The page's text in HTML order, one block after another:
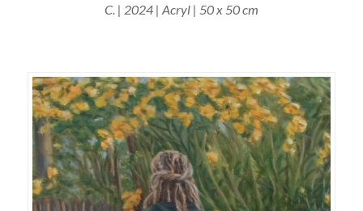
C. | 2024 | Acryl | 50 x 50 cm